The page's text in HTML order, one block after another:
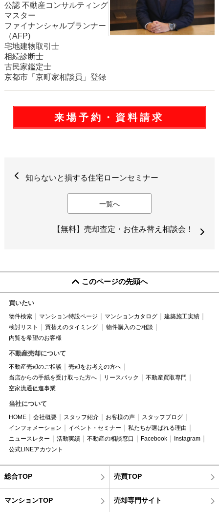
公認 不動産コンサルティング
マスター
ファイナンシャルプランナー
（AFP)
宅地建物取引士
相続診断士
古民家鑑定士
京都市「京町家相談員」登録
来場予約・資料請求
知らないと損する住宅ローンセミナー
一覧へ
【無料】売却査定・お住み替え相談会！
このページの先頭へ
買いたい
物件検索 マンション特設ページ マンションカタログ
建築施工実績
検討リスト
買替えのタイミング
物件購入のご相談
内覧を希望のお客様
不動産売却について
不動産売却のご相談
売却をお考えの方へ
当店からの手紙を受け取った方へ
リースバック
不動産買取専門
空家流通促進事業
当社について
HOME 会社概要 スタッフ紹介 お客様の声
スタッフブログ
インフォメーション
イベント・セミナー
私たちが選ばれる理由
ニュースレター
活動実績 不動産の相談窓口 Facebook
Instagram
公式LINEアカウント
総合TOP 売買TOP
マンションTOP 売却専門サイト